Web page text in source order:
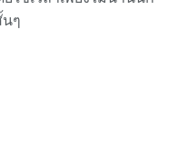
นๆ